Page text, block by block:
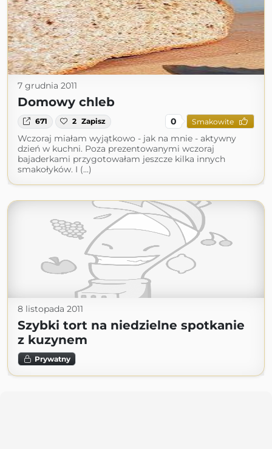
7 grudnia 2011
Domowy chleb
671 2 Zapisz 0 Smakowite
Wczoraj miałam wyjątkowo - jak na mnie - aktywny
dzień w kuchni. Poza prezentowanymi wczoraj
bajaderkami przygotowałam jeszcze kilka innych
smakołyków. I (...)
8 listopada 2011
Szybki tort na niedzielne spotkanie
z kuzynem
Prywatny